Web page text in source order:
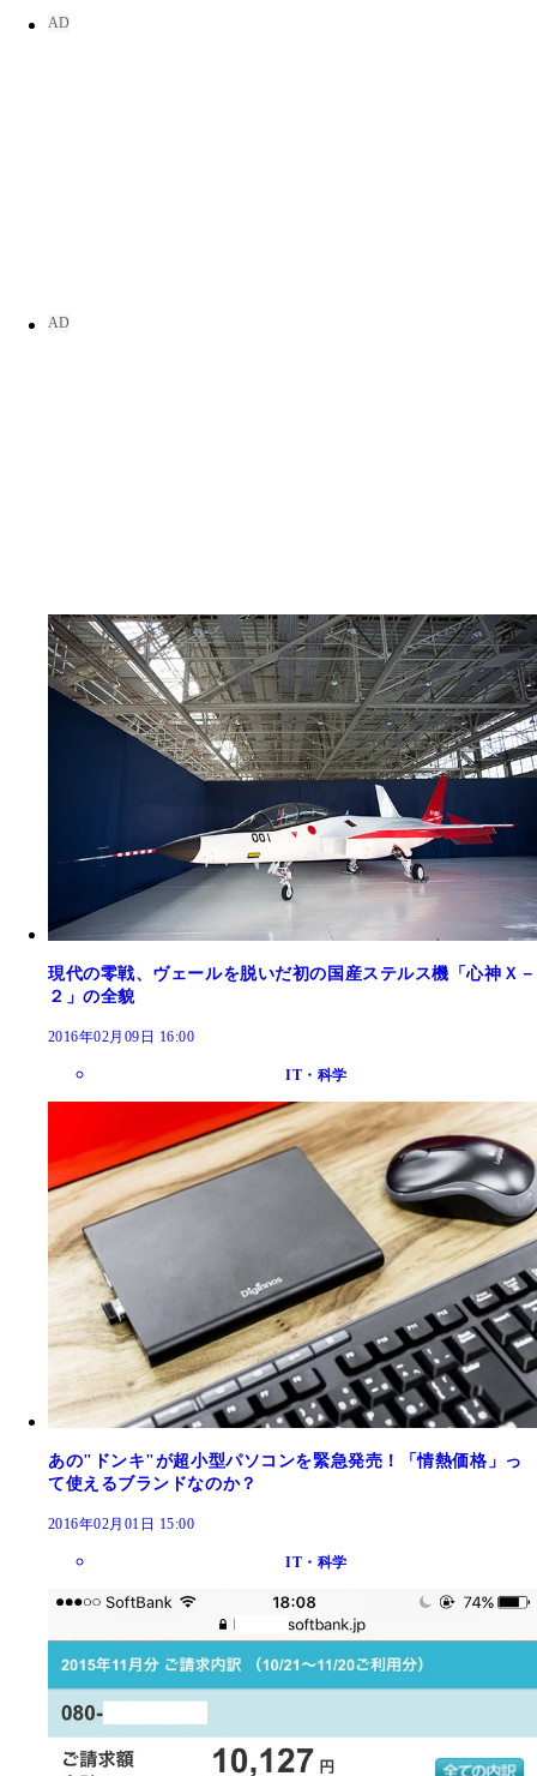
現代の零戦、ヴェールを脱いだ初の国産ステルス機「心神Ｘ－
２」の全貌
2016年02月09日 16:00
IT・科学
あの"ドンキ"が超小型パソコンを緊急発売！「情熱価格」っ
て使えるブランドなのか？
2016年02月01日 15:00
IT・科学